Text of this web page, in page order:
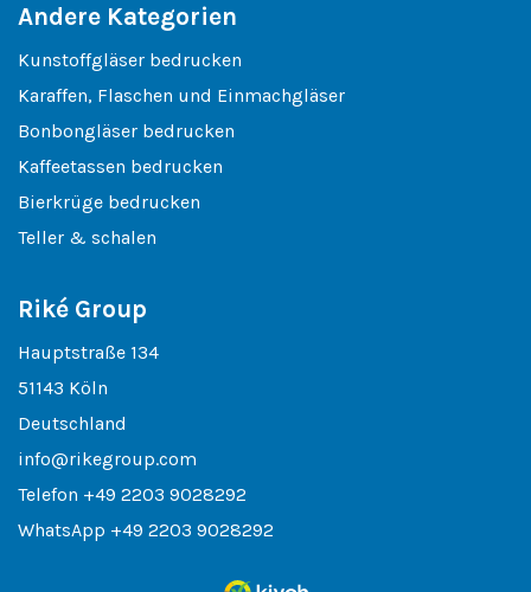
Andere Kategorien
Kunstoffgläser bedrucken
Karaffen, Flaschen und Einmachgläser
Bonbongläser bedrucken
Kaffeetassen bedrucken
Bierkrüge bedrucken
Teller & schalen
Riké Group
Hauptstraße 134
51143 Köln
Deutschland
info@rikegroup.com
Telefon +49 2203 9028292
WhatsApp +49 2203 9028292